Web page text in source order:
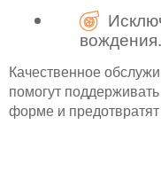
вождения.
Качественное
помогут
форме и